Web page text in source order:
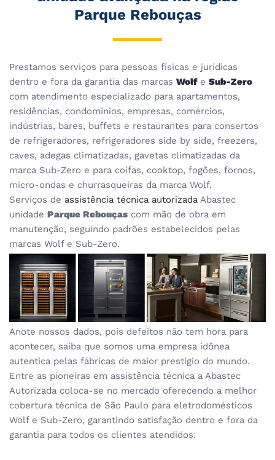
Parque Rebouças
Prestamos serviços para pessoas físicas e jurídicas
dentro e fora da garantia das marcas Wolfe Sub-Zero
com atendimento especializado para apartamentos,
residências, condomínios, empresas, comércios,
indústrias, bares, buffets e restaurantes para consertos
de refrigeradores, refrigeradores side by side, freezers,
caves, adegas climatizadas, gavetas climatizadas da
marca Sub-Zero e para coifas, cooktop, fogões, fornos,
micro-ondas e churrasqueiras da marca Wolf.
Serviços de assistência técnica autorizada Abastec
unidade Parque Rebouças com mão de obra em
manutenção, seguindo padrões estabelecidos pelas
marcas Wolf e Sub-Zero.
Anote nossos dados, pois defeitos não tem hora para
acontecer, saiba que somos uma empresa idônea
autentica pelas fábricas de maior prestigio do mundo.
Entre as pioneiras em assistência técnica a Abastec
Autorizada coloca-se no mercado oferecendo a melhor
cobertura técnica de São Paulo para eletrodomésticos
Wolf e Sub-Zero, garantindo satisfação dentro e fora da
garantia para todos os clientes atendidos.